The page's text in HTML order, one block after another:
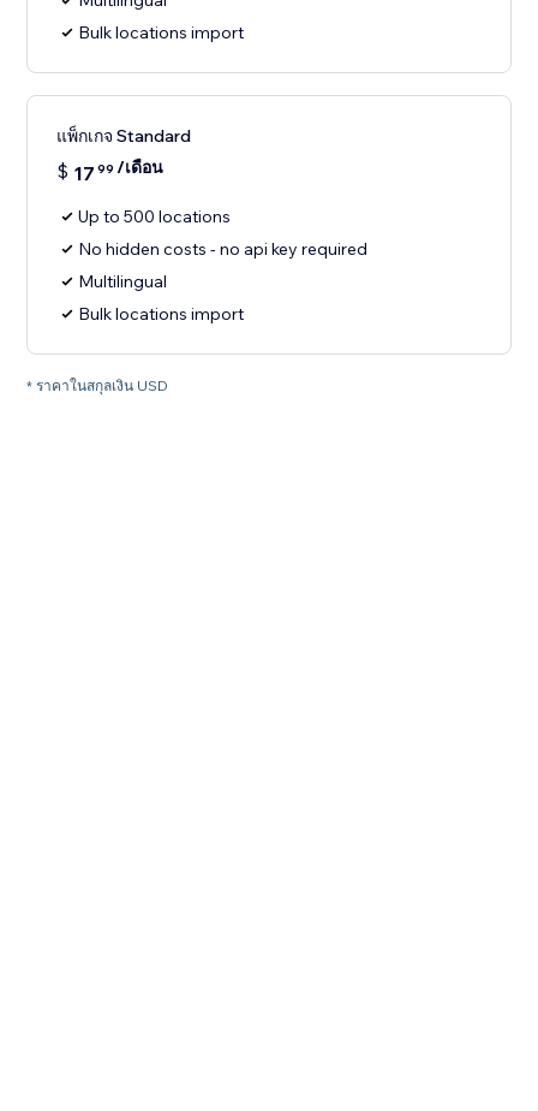
Bulk locations import
แพ็กเกจ Standard
$ 17 99 /เดือน
Up to 500 locations
No hidden costs - no api key required
Multilingual
Bulk locations import
* ราคาในสกุลเงิน USD